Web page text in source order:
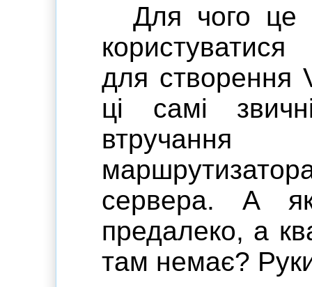
Для чого це
для створення
ці самі
втручання
сервера. А
предалеко, а
там немає?